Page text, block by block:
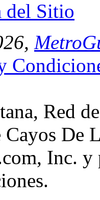
del Sitio
Red
Cayos De
Inc. y